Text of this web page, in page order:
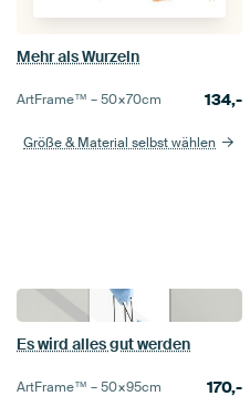
Mehr als Wurzeln
ArtFrame™ –50×70cm 134,-
Größe & Material selbst wählen
Es wird alles gut werden
ArtFrame™ –50×95cm 170,-